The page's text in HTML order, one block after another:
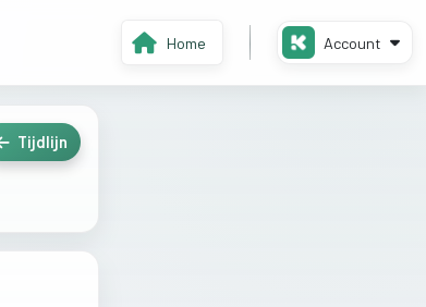
Home Account
Tijdlijn